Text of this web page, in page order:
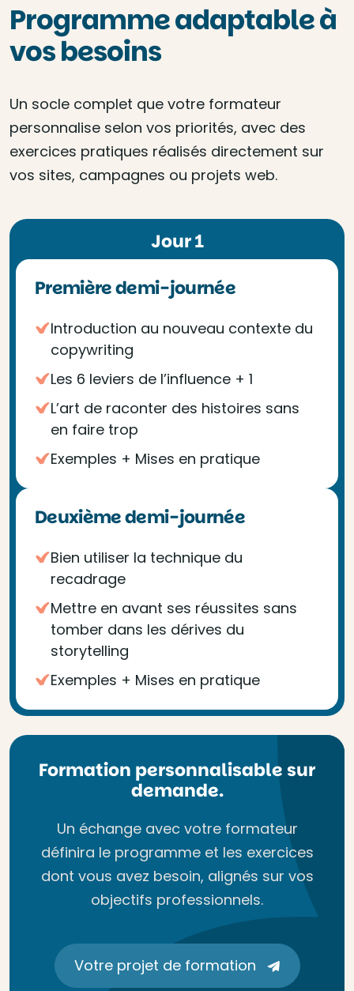
Programme adaptable à
vos besoins
Un socle complet que votre formateur
personnalise selon vos priorités, avec des
exercices pratiques réalisés directement sur
vos sites, campagnes ou projets web.
Jour 1
Première demi-journée
Introduction au nouveau contexte du
copywriting
Les 6 leviers de l’influence + 1
L’art de raconter des histoires sans
en faire trop
Exemples + Mises en pratique
Deuxième demi-journée
Bien utiliser la technique du
recadrage
Mettre en avant ses réussites sans
tomber dans les dérives du
storytelling
Exemples + Mises en pratique
Formation personnalisable sur
demande.
Un échange avec votre formateur
définira le programme et les exercices
dont vous avez besoin, alignés sur vos
objectifs professionnels.
Votre projet de formation